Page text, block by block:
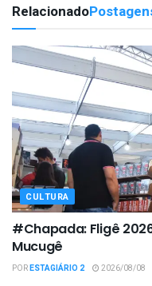
Relacionado
CULTURA
#Chapada: Fligê
Mucugê
PORESTAGIÁRIO 2 2026/08/08